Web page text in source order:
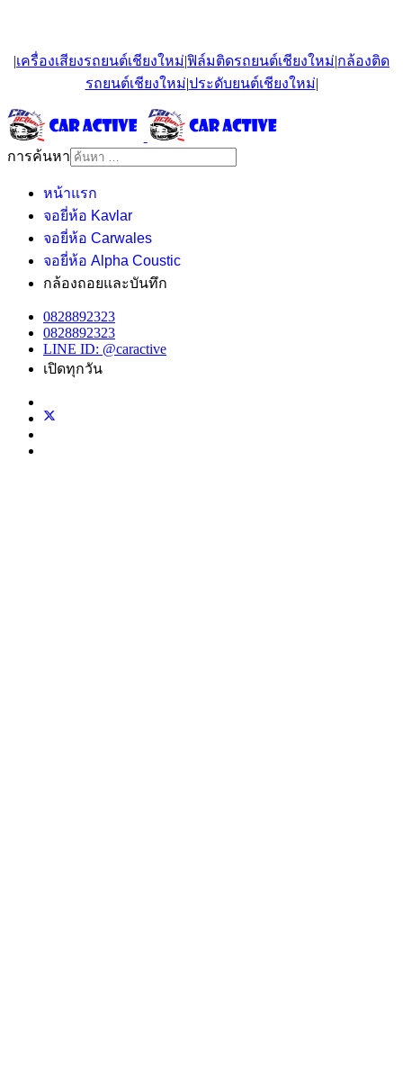
|เครื่องเสียงรถยนต์เชียงใหม่|ฟิล์มติดรถยนต์เชียงใหม่|กล้องติด
รถยนต์เชียงใหม่|ประดับยนต์เชียงใหม่|
การค้นหา
หน้าแรก
จอยี่ห้อ Kavlar
จอยี่ห้อ Carwales
จอยี่ห้อ Alpha Coustic
กล้องถอยและบันทึก
0828892323
0828892323
LINE ID: @caractive
เปิดทุกวัน